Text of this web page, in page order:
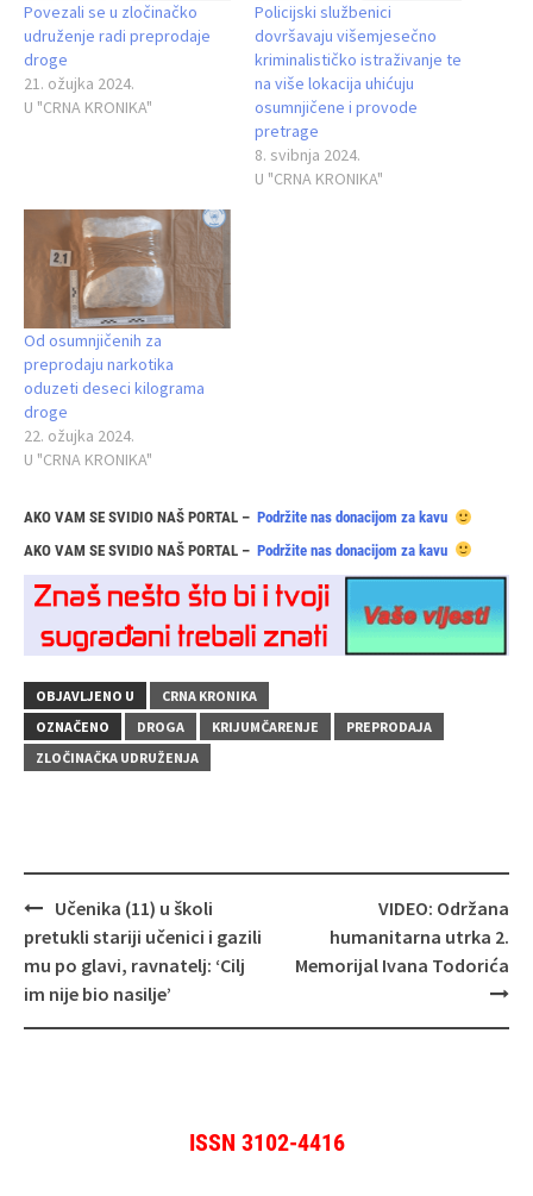
Povezali se u zločinačko
udruženje radi preprodaje
droge
21. ožujka 2024.
U "CRNA KRONIKA"
Policijski službenici
dovršavaju višemjesečno
kriminalističko istraživanje te
na više lokacija uhićuju
osumnjičene i provode
pretrage
8. svibnja 2024.
U "CRNA KRONIKA"
Od osumnjičenih za
preprodaju narkotika
oduzeti deseci kilograma
droge
22. ožujka 2024.
U "CRNA KRONIKA"
AKO VAM SE SVIDIO NAŠ PORTAL – Podržite nas donacijom za kavu
AKO VAM SE SVIDIO NAŠ PORTAL – Podržite nas donacijom za kavu
OBJAVLJENO U
CRNA KRONIKA
OZNAČENO
DROGA KRIJUMČARENJE
PREPRODAJA
ZLOČINAČKA UDRUŽENJA
Navigacija
objava
Učenika (11) u školi
pretukli stariji učenici i gazili
mu po glavi, ravnatelj: ‘Cilj
im nije bio nasilje’
VIDEO: Održana
humanitarna utrka 2.
Memorijal Ivana Todorića
ISSN 3102-4416